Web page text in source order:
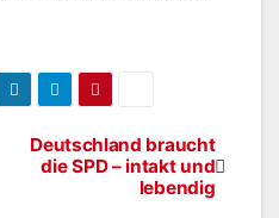
Deutschland braucht
die SPD – intakt und
lebendig